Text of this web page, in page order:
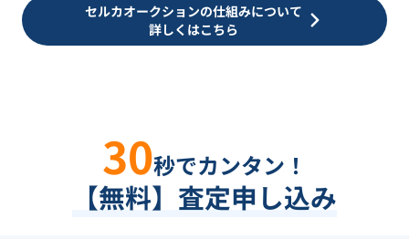
セルカオークションの仕組みについて
詳しくはこちら
30秒でカンタン！
【無料】査定申し込み